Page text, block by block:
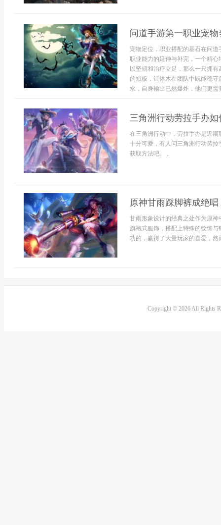
问道手游第一职业宠
宠物定位，职业搭配的基石在问
职业能力的延伸与补完，一个精
以坚韧和治疗立足，那么一只拥
的短板，让体木在团队中既能稳
水，自身输出已然爆炸，他们更
三角洲行动劳拉手办如
在三角洲行动中，劳拉手办是近
十分可爱，有人问三角洲行动劳
获取方法吧。...
原神甘雨踩脚裤成绝
甘雨形象设计的经典之处作为原
旗袍式服饰，搭配上特殊的纹饰
功的，赢得了大量玩家的喜爱，
Copyright © 2026 All Rights